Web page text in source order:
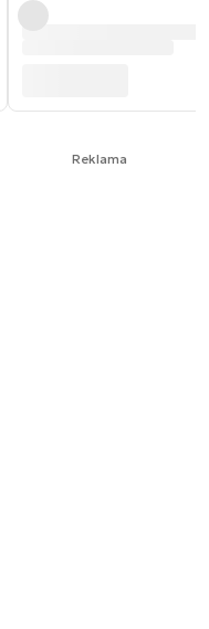
Reklama